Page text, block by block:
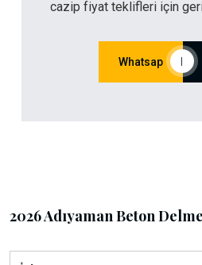
cazip fiyat teklifleri için
Whatsap |
2026 Adıyaman Beton